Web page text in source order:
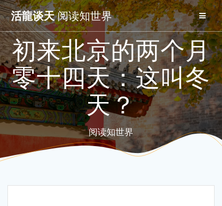
Skip
to
content
活龍谈天阅读知世界
初来北京的两个月
零十四天：这叫冬
天？
阅读知世界